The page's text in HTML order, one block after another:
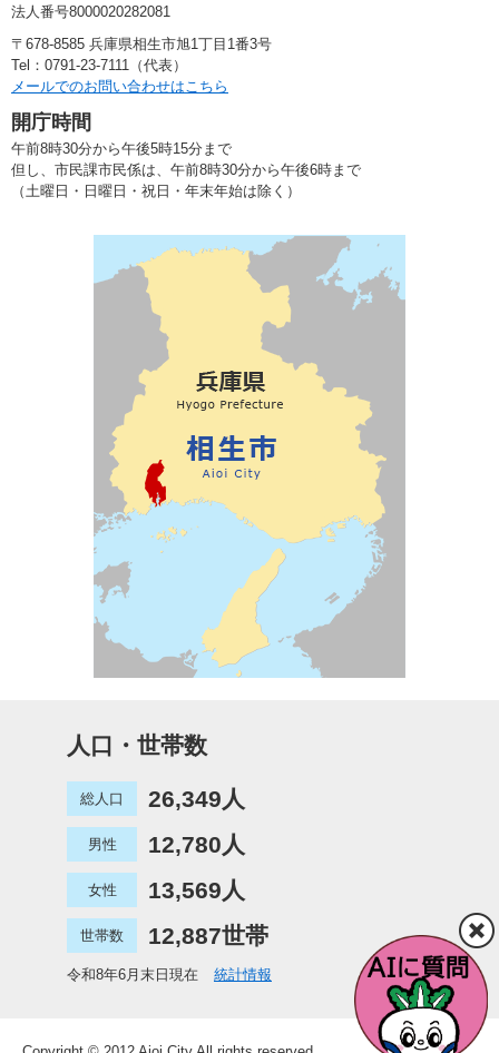
法人番号8000020282081
〒678-8585 兵庫県相生市旭1丁目1番3号
Tel：0791-23-7111（代表）
メールでのお問い合わせはこちら
開庁時間
午前8時30分から午後5時15分まで
但し、市民課市民係は、午前8時30分から午後6時まで
（土曜日・日曜日・祝日・年末年始は除く）
人口・世帯数
総人口 26,349人
男性 12,780人
女性 13,569人
世帯数 12,887世帯
令和8年6月末日現在 統計情報